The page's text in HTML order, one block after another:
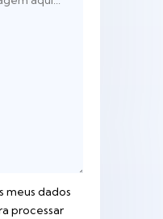
meus dados
processar